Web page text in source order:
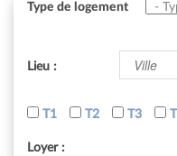
Type de logement
Lieu :
T1 T2 T3
Loyer :